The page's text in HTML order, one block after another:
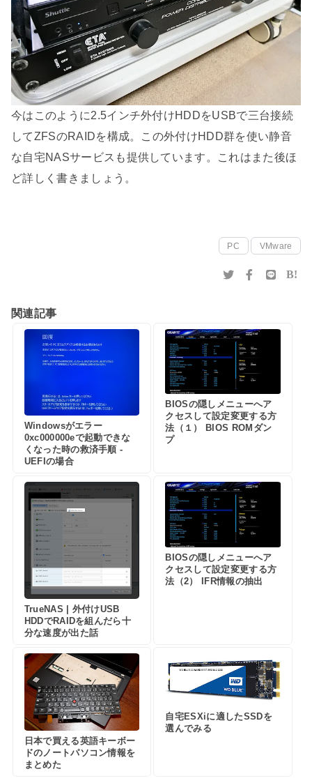
今はこのように2.5インチ外付けHDDをUSBで三台接続
してZFSのRAIDを構成。この外付けHDD群を使い静音
な自宅NASサービスも提供しています。これはまた後ほ
ど詳しく書きましょう。
PC VMware
B!
関連記事
Windowsがエラー
0xc000000eで起動できな
くなった時の救済手順 -
UEFIの場合
BIOSの隠しメニューへア
クセスして設定変更する方
法（１） BIOS ROMダン
プ
TrueNAS | 外付けUSB
HDDでRAIDを組んだら十
分な速度が出た話
BIOSの隠しメニューへア
クセスして設定変更する方
法（2） IFR情報の抽出
日本で買える英語キーボー
ドのノートパソコン情報を
まとめた
自宅ESXiに適したSSDを
選んでみる